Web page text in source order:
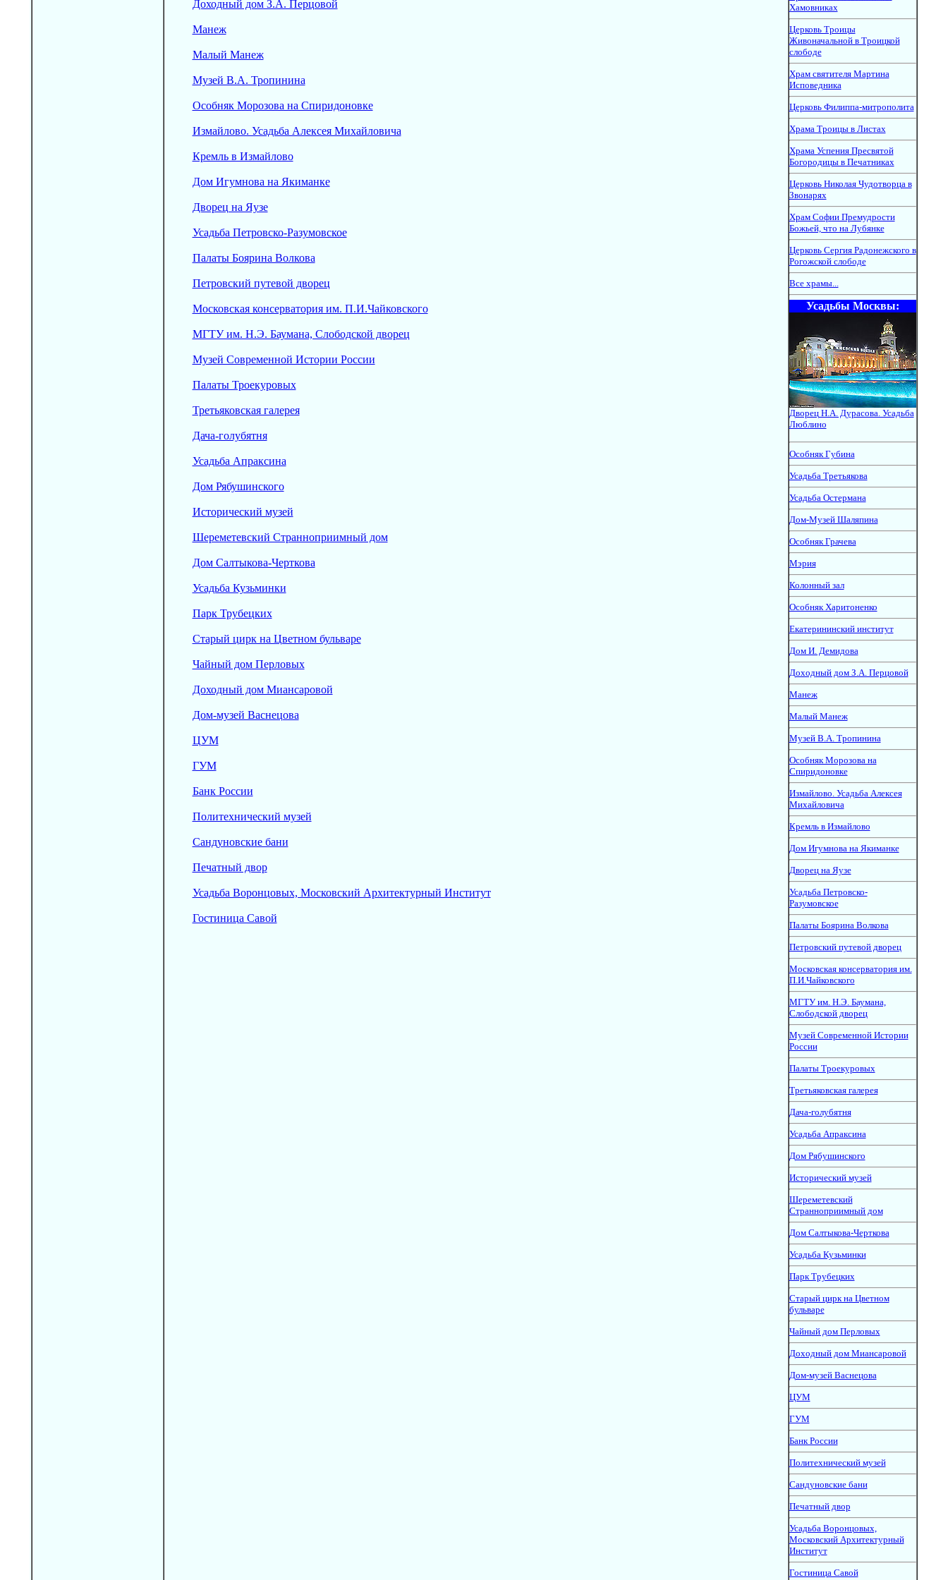
Доходный дом З.А. Перцовой
Манеж
Малый Манеж
Музей В.А. Тропинина
Особняк Морозова на Спиридоновке
Измайлово. Усадьба Алексея Михайловича
Кремль в Измайлово
Дом Игумнова на Якиманке
Дворец на Яузе
Усадьба Петровско-Разумовское
Палаты Боярина Волкова
Петровский путевой дворец
Московская консерватория им. П.И.Чайковского
МГТУ им. Н.Э. Баумана, Слободской дворец
Музей Современной Истории России
Палаты Троекуровых
Третьяковская галерея
Дача-голубятня
Усадьба Апраксина
Дом Рябушинского
Исторический музей
Шереметевский Странноприимный дом
Дом Салтыкова-Черткова
Усадьба Кузьминки
Парк Трубецких
Старый цирк на Цветном бульваре
Чайный дом Перловых
Доходный дом Миансаровой
Дом-музей Васнецова
ЦУМ
ГУМ
Банк России
Политехнический музей
Сандуновские бани
Печатный двор
Усадьба Воронцовых, Московский Архитектурный Институт
Гостиница Савой
Хамовниках
Церковь Троицы
Живоначальной в Троицкой
слободе
Храм святителя Мартина
Исповедника
Церковь Филиппа-митрополита
Храма Троицы в Листах
Храма Успения Пресвятой
Богородицы в Печатниках
Церковь Николая Чудотворца в
Звонарях
Храм Софии Премудрости
Божьей, что на Лубянке
Церковь Сергия Радонежского в
Рогожской слободе
Все храмы...
Усадьбы Москвы:
Дворец Н.А. Дурасова. Усадьба
Люблино
Особняк Губина
Усадьба Третьякова
Усадьба Остермана
Дом-Музей Шаляпина
Особняк Грачева
Мэрия
Колонный зал
Особняк Харитоненко
Екатерининский институт
Дом И. Демидова
Доходный дом З.А. Перцовой
Манеж
Малый Манеж
Музей В.А. Тропинина
Особняк Морозова на
Спиридоновке
Измайлово. Усадьба Алексея
Михайловича
Кремль в Измайлово
Дом Игумнова на Якиманке
Дворец на Яузе
Усадьба Петровско-
Разумовское
Палаты Боярина Волкова
Петровский путевой дворец
Московская консерватория им.
П.И.Чайковского
МГТУ им. Н.Э. Баумана,
Слободской дворец
Музей Современной Истории
России
Палаты Троекуровых
Третьяковская галерея
Дача-голубятня
Усадьба Апраксина
Дом Рябушинского
Исторический музей
Шереметевский
Странноприимный дом
Дом Салтыкова-Черткова
Усадьба Кузьминки
Парк Трубецких
Старый цирк на Цветном
бульваре
Чайный дом Перловых
Доходный дом Миансаровой
Дом-музей Васнецова
ЦУМ
ГУМ
Банк России
Политехнический музей
Сандуновские бани
Печатный двор
Усадьба Воронцовых,
Московский Архитектурный
Институт
Гостиница Савой